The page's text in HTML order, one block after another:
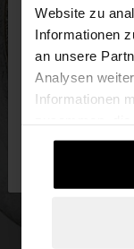
Website zu
Informationen
an unsere
Analysen
Informationen
die sie im
gesammelt
Sie greifen von
Möchten Sie